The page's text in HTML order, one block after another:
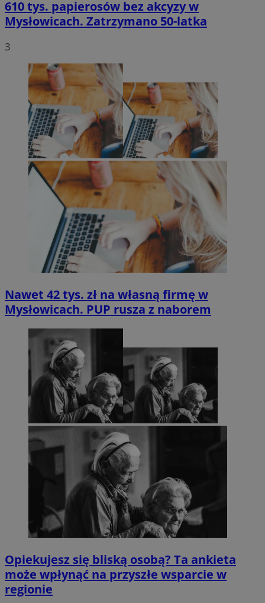
610 tys. papierosów bez akcyzy w
Mysłowicach. Zatrzymano 50-latka
3
Nawet 42 tys. zł na własną firmę w
Mysłowicach. PUP rusza z naborem
Opiekujesz się bliską osobą? Ta ankieta
może wpłynąć na przyszłe wsparcie w
regionie